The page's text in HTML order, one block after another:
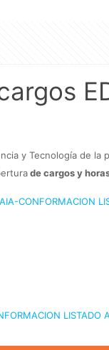
y Tecnología de
de cargos y
CONFORMACION
LISTADO